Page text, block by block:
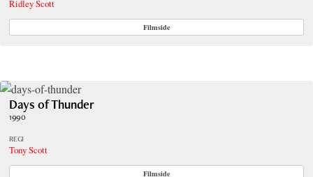
Ridley Scott
Filmside
Days of Thunder
1990
REGI
Tony Scott
Filmside